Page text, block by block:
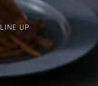
LINE UP